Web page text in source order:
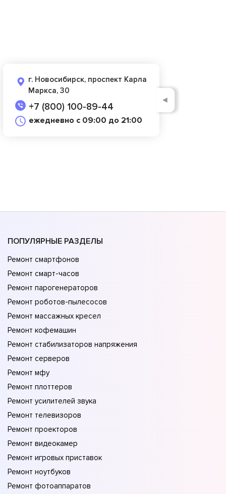
г. Новосибирск, проспект Карла
Маркса, 30
+7 (800) 100-89-44
ежедневно с 09:00 до 21:00
◄
ПОПУЛЯРНЫЕ РАЗДЕЛЫ
Ремонт смартфонов
Ремонт смарт-часов
Ремонт парогенераторов
Ремонт роботов-пылесосов
Ремонт массажных кресел
Ремонт кофемашин
Ремонт стабилизаторов напряжения
Ремонт серверов
Ремонт мфу
Ремонт плоттеров
Ремонт усилителей звука
Ремонт телевизоров
Ремонт проекторов
Ремонт видеокамер
Ремонт игровых приставок
Ремонт ноутбуков
Ремонт фотоаппаратов